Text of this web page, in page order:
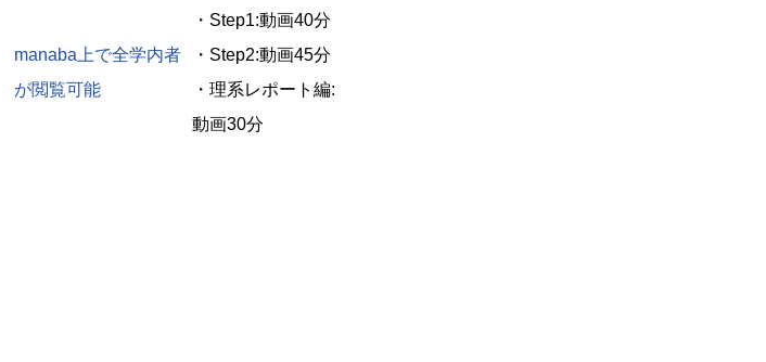
manaba上で全学内者
が閲覧可能
・Step1:動画40分
・Step2:動画45分
・理系レポート編:
動画30分